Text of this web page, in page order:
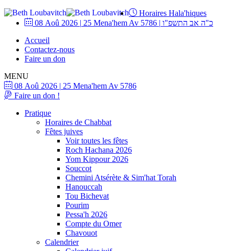
Horaires Hala'hiques
08 Aoû 2026 | 25 Mena'hem Av 5786 | כ"ה אב התשפ"ו
Accueil
Contactez-nous
Faire un don
MENU
08 Aoû 2026 | 25 Mena'hem Av 5786
Faire un don !
Pratique
Horaires de Chabbat
Fêtes juives
Voir toutes les fêtes
Roch Hachana 2026
Yom Kippour 2026
Souccot
Chemini Atsérète & Sim'hat Torah
Hanouccah
Tou Bichevat
Pourim
Pessa'h 2026
Compte du Omer
Chavouot
Calendrier